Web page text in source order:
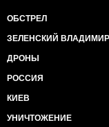
ОБСТРЕЛ
ЗЕЛЕНСКИЙ ВЛАДИМИР
ДРОНЫ
РОССИЯ
КИЕВ
УНИЧТОЖЕНИЕ